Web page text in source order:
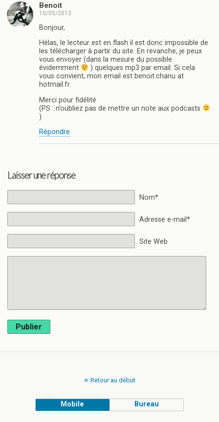
Benoit
10/05/2013
Bonjour,
Hélas, le lecteur est en flash il est donc impossible de
les télécharger à partir du site. En revanche, je peux
vous envoyer (dans la mesure du possible
évidemment
) quelques mp3 par email. Si cela
vous convient, mon email est benoit.chanu at
hotmail.fr
Merci pour fidélité
(PS : n’oubliez pas de mettre un note aux podcasts
)
Répondre
Laisser une réponse
Nom*
Adresse e-mail*
Site Web
Publier
Retour au début
Mobile Bureau